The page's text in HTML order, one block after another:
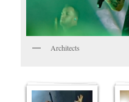
Architects